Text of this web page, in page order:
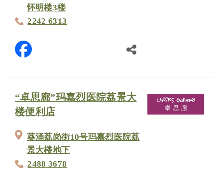
怀明楼3楼
2242 6313
“卓思廊”玛嘉烈医院荔景大
楼便利店
葵涌荔岗街10号玛嘉烈医院荔
景大楼地下
2488 3678